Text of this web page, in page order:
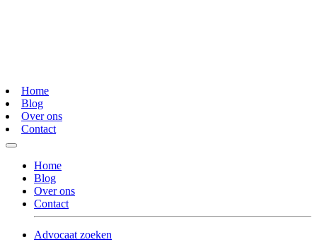
Home
Blog
Over ons
Contact
Home
Blog
Over ons
Contact
Advocaat zoeken